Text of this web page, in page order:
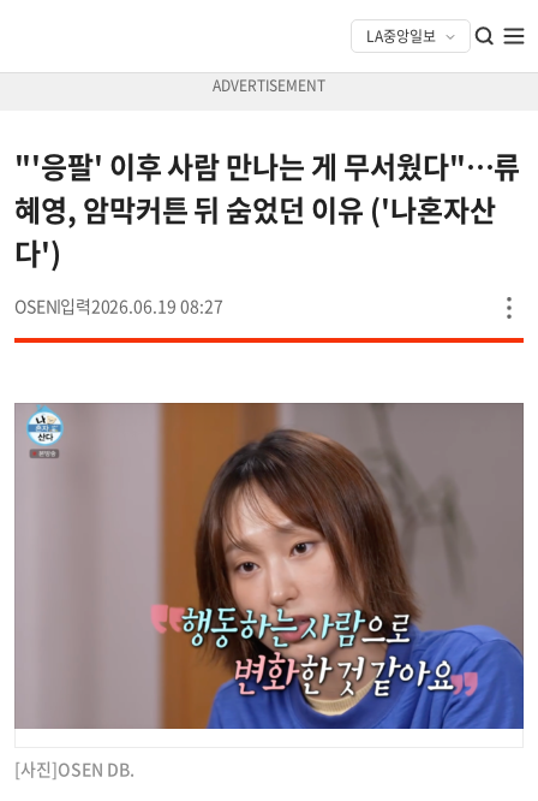
"'응팔' 이후 사람 만나는 게 무서웠다"…류
혜영, 암막커튼 뒤 숨었던 이유 ('나혼자산
다')
OSEN 2026.06.19 08:27
[사진]OSEN DB.